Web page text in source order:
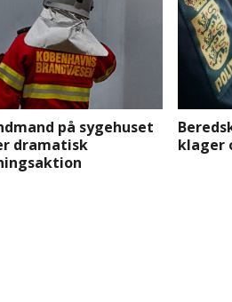
på sygehuset
dramatisk
klager